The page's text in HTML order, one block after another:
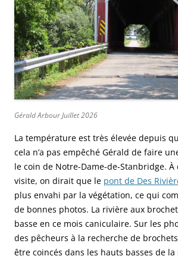
Gérald Arbour Juillet 2026
La température est très élevée depuis
cela n’a pas empêché Gérald de faire
le coin de Notre-Dame-de-Stanbridge.
visite, on dirait que le pont de Des
plus envahi par la végétation, ce qui
de bonnes photos. La rivière aux
basse en ce mois caniculaire. Sur les
des pêcheurs à la recherche de
être coincés dans les hauts basses de